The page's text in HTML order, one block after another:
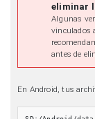
eliminar
Algunas
vinculados
antes de
En Android, tus